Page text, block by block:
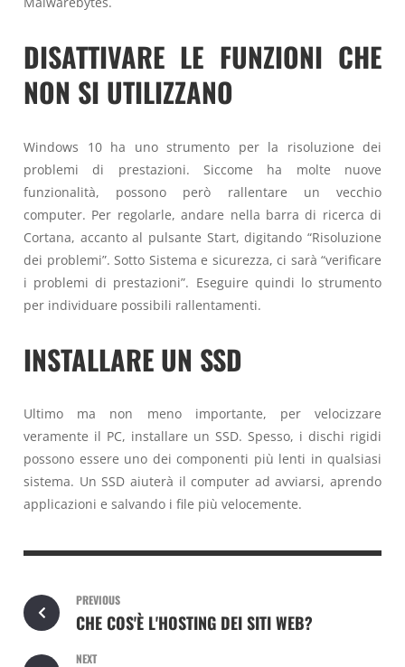
DISATTIVARE LE FUNZIONI CHE
NON SI UTILIZZANO
Windows 10 ha uno strumento per la risoluzione dei
problemi di prestazioni. Siccome ha molte nuove
funzionalità, possono però rallentare un vecchio
computer. Per regolarle, andare nella barra di ricerca di
Cortana, accanto al pulsante Start, digitando “Risoluzione
dei problemi”. Sotto Sistema e sicurezza, ci sarà “verificare
i problemi di prestazioni”. Eseguire quindi lo strumento
per individuare possibili rallentamenti.
INSTALLARE UN SSD
Ultimo ma non meno importante, per velocizzare
veramente il PC, installare un SSD. Spesso, i dischi rigidi
possono essere uno dei componenti più lenti in qualsiasi
sistema. Un SSD aiuterà il computer ad avviarsi, aprendo
applicazioni e salvando i file più velocemente.
PREVIOUS
CHE COS'È L'HOSTING DEI SITI WEB?
NEXT